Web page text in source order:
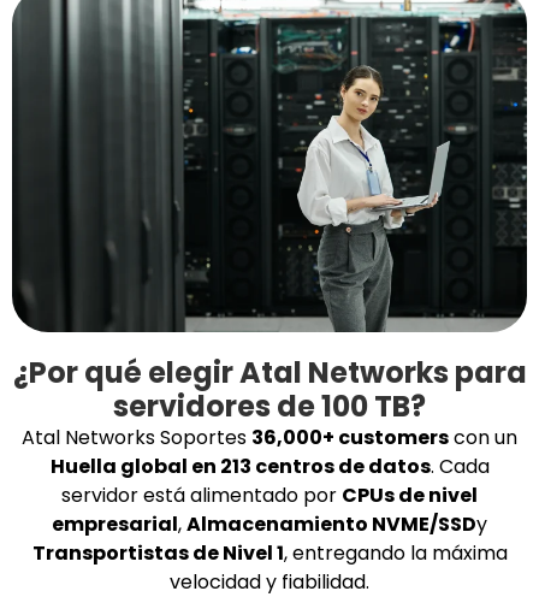
¿Por qué elegir Atal Networks para
servidores de 100 TB?
Atal Networks Soportes 36,000+ customerscon un
Huella global en 213 centros de datos. Cada
servidor está alimentado por CPUs de nivel
empresarial,Almacenamiento NVME/SSDy
Transportistas de Nivel 1, entregando la máxima
velocidad y fiabilidad.